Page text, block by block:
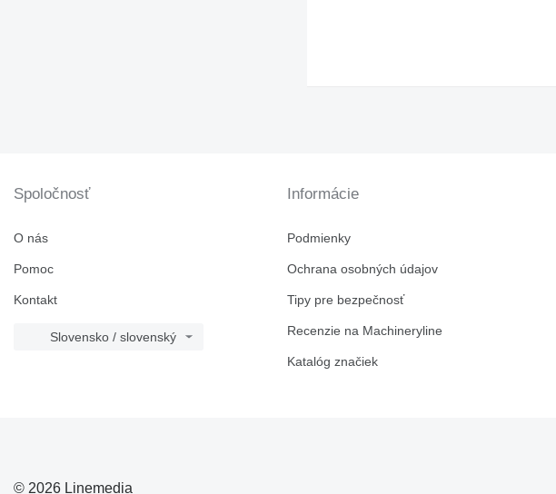
Spoločnosť
O nás
Pomoc
Kontakt
Slovensko / slovenský
Informácie
Podmienky
Ochrana osobných údajov
Tipy pre bezpečnosť
Recenzie na Machineryline
Katalóg značiek
© 2026 Linemedia